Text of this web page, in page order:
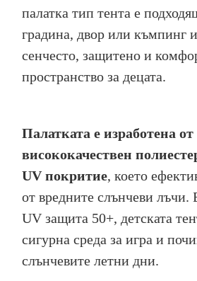
палатка тип тента е
градина, двор или къмпинг
сенчесто, защитено и
пространство за децата.
Палатката е изработена от
висококачествен
UV покритие, което
от вредните слънчеви лъчи.
UV защита 50+, детската
сигурна среда за игра и
слънчевите летни дни.